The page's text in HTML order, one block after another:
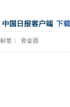
标签： 资金面